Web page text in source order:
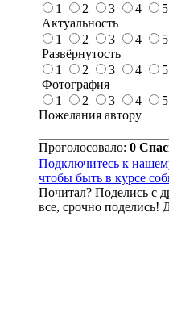
1
2 3 4 5
Актуальность
1
2 3 4 5
Развёрнутость
1
2 3 4 5
Фотография
1
2 3 4 5
Пожелания автору
Проголосовало: 0
Подключитесь к
чтобы быть в курсе
Почитал? Поделись с
все, срочно поделись!